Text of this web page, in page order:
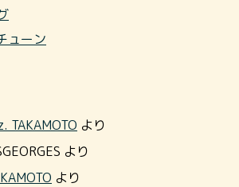
ューン
TAKAMOTO より
より
より